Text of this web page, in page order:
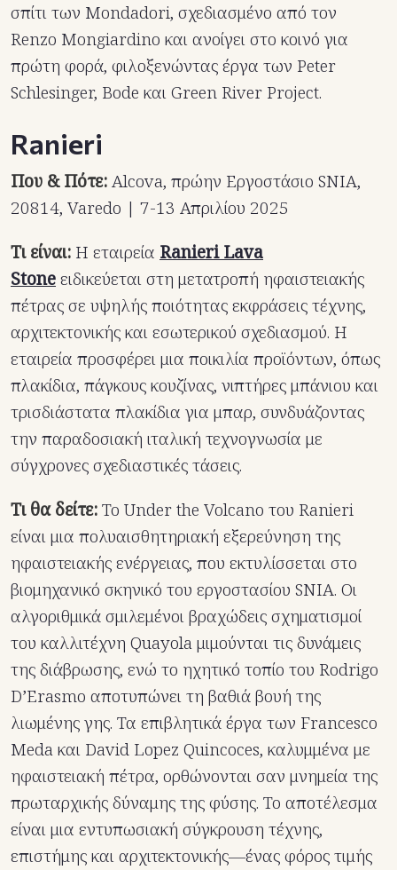
σπίτι των Mondadori, σχεδιασμένο από τον
Renzo Mongiardino και ανοίγει στο κοινό για
πρώτη φορά, φιλοξενώντας έργα των Peter
Schlesinger, Bode και Green River Project.
Ranieri
Που & Πότε:Alcova, πρώην Εργοστάσιο SNIA,
20814, Varedo | 7-13 Απριλίου 2025
Τι είναι: Η εταιρεία Ranieri Lava
Stoneειδικεύεται στη μετατροπή ηφαιστειακής
πέτρας σε υψηλής ποιότητας εκφράσεις τέχνης,
αρχιτεκτονικής και εσωτερικού σχεδιασμού. Η
εταιρεία προσφέρει μια ποικιλία προϊόντων, όπως
πλακίδια, πάγκους κουζίνας, νιπτήρες μπάνιου και
τρισδιάστατα πλακίδια για μπαρ, συνδυάζοντας
την παραδοσιακή ιταλική τεχνογνωσία με
σύγχρονες σχεδιαστικές τάσεις.
Τι θα δείτε:Το Under the Volcano του Ranieri
είναι μια πολυαισθητηριακή εξερεύνηση της
ηφαιστειακής ενέργειας, που εκτυλίσσεται στο
βιομηχανικό σκηνικό του εργοστασίου SNIA. Οι
αλγοριθμικά σμιλεμένοι βραχώδεις σχηματισμοί
του καλλιτέχνη Quayola μιμούνται τις δυνάμεις
της διάβρωσης, ενώ το ηχητικό τοπίο του Rodrigo
D’Erasmo αποτυπώνει τη βαθιά βουή της
λιωμένης γης. Τα επιβλητικά έργα των Francesco
Meda και David Lopez Quincoces, καλυμμένα με
ηφαιστειακή πέτρα, ορθώνονται σαν μνημεία της
πρωταρχικής δύναμης της φύσης. Το αποτέλεσμα
είναι μια εντυπωσιακή σύγκρουση τέχνης,
επιστήμης και αρχιτεκτονικής—ένας φόρος τιμής